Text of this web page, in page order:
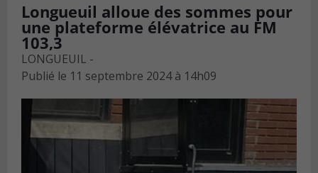
Longueuil alloue des sommes pour
une plateforme élévatrice au FM
103,3
LONGUEUIL -
Publié le 11 septembre 2024 à 14h09